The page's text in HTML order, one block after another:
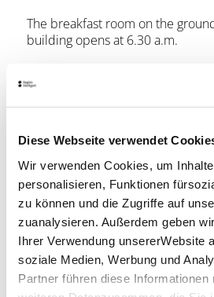
Diese Webseite verwendet
Wir verwenden Cookies, um
personalisieren, Funktionen
zu können und die Zugriffe auf
zuanalysieren. Außerdem geben
Ihrer Verwendung unsererWebsite
soziale Medien, Werbung und
Partner führen diese
The breakfast room on the
building opens at 6.30 a.m.
for early birds. For only 9,- € you
a varied breakfast buffet.
Book now